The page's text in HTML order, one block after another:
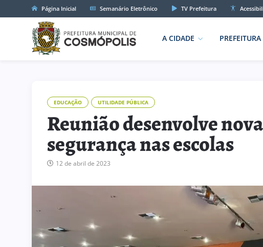
Página Inicial Semanário Eletrônico TV Prefeitura
A CIDADE PREFEITURA
EDUCAÇÃO UTILIDADE PÚBLICA
Reunião desenvolve
segurança nas escolas
12 de abril de 2023